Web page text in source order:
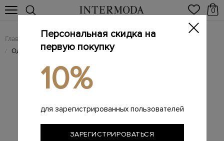
0
Главная Мужчинам / Одежда / Пляжная одежда
/ Однотонные плавательные шорты с карманами и нашивкой
Персональная скидка на
первую покупку
10%
для зарегистрированных пользователей
ЗАРЕГИСТРИРОВАТЬСЯ